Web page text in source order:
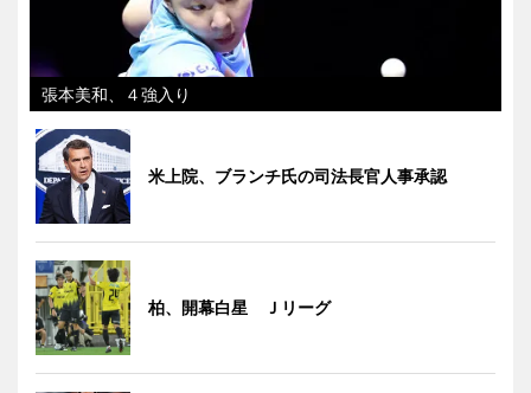
張本美和、４強入り
米上院、ブランチ氏の司法長官人事承認
柏、開幕白星 Ｊリーグ